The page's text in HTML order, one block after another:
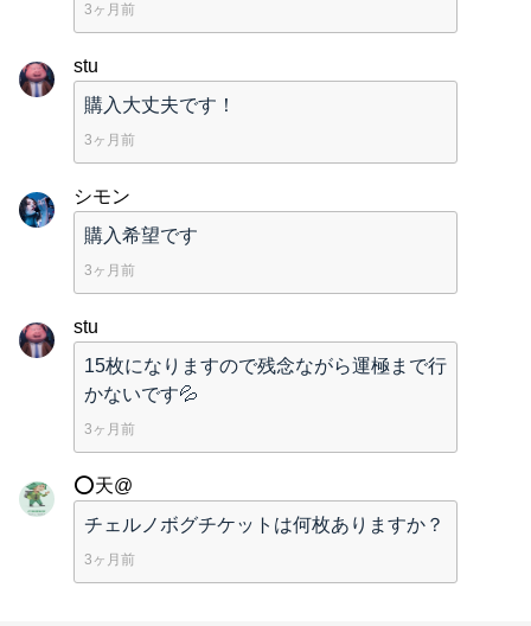
3ヶ月前
stu
購入大丈夫です！
3ヶ月前
シモン
購入希望です
3ヶ月前
stu
15枚になりますので残念ながら運極まで行
かないです💦
3ヶ月前
⭕️天@
チェルノボグチケットは何枚ありますか？
3ヶ月前